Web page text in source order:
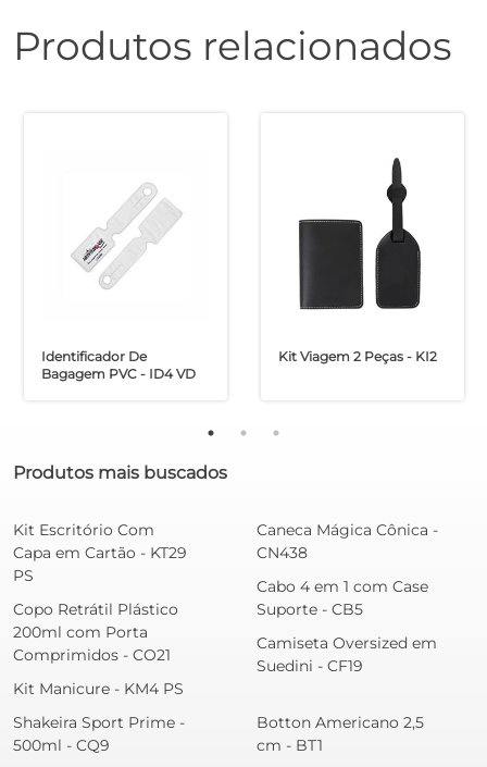
Produtos relacionados
Identificador De
Bagagem PVC - ID4 VD
Kit Viagem 2 Peças - KI2
Produtos mais buscados
Kit Escritório Com
Capa em Cartão - KT29
PS
Copo Retrátil Plástico
200ml com Porta
Comprimidos - CO21
Kit Manicure - KM4 PS
Caneca Mágica Cônica -
CN438
Cabo 4 em 1 com Case
Suporte - CB5
Camiseta Oversized em
Suedini - CF19
Shakeira Sport Prime -
500ml - CQ9
Botton Americano 2,5
cm - BT1